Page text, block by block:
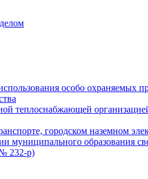
особо охраняемых
теплоснабжающей
городском наземном
муниципального образования
232-р)